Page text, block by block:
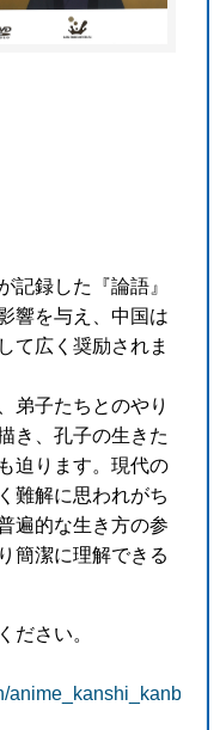
録した『論語』
響を与え、中国は
て広く奨励されま
弟子たちとのやり
き、孔子の生きた
迫ります。現代の
難解に思われがち
遍的な生き方の参
簡潔に理解できる
ださい。